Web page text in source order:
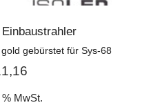
gebürstet für Sys-68
% MwSt.